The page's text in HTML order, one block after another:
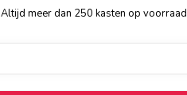
Altijd meer dan 250 kasten op voorraad